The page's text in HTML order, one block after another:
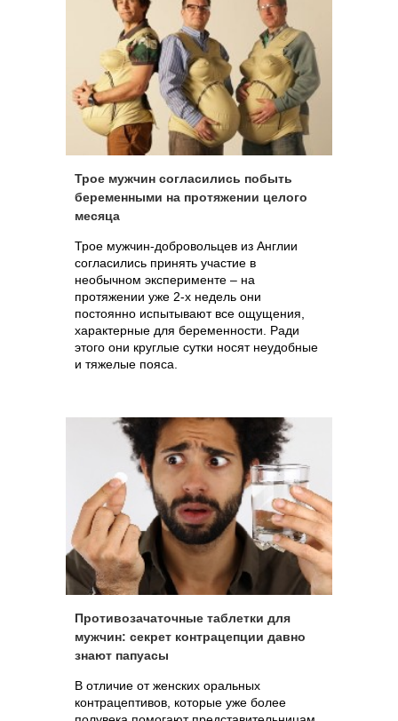
Трое мужчин согласились побыть
беременными на протяжении целого
месяца
Трое мужчин-добровольцев из Англии
согласились принять участие в
необычном эксперименте – на
протяжении уже 2-х недель они
постоянно испытывают все ощущения,
характерные для беременности. Ради
этого они круглые сутки носят неудобные
и тяжелые пояса.
Противозачаточные таблетки для
мужчин: секрет контрацепции давно
знают папуасы
В отличие от женских оральных
контрацептивов, которые уже более